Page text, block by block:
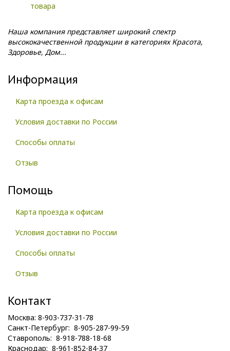
товара
Наша компания представляет широкий спектр
высококачественной продукции в категориях Красота,
Здоровье, Дом...
Информация
Карта проезда к офисам
Условия доставки по России
Способы оплаты
Отзыв
Помощь
Карта проезда к офисам
Условия доставки по России
Способы оплаты
Отзыв
Контакт
Москва: 8-903-737-31-78
Санкт-Петербург: 8-905-287-99-59
Ставрополь: 8-918-788-18-68
Краснодар: 8-961-852-84-37